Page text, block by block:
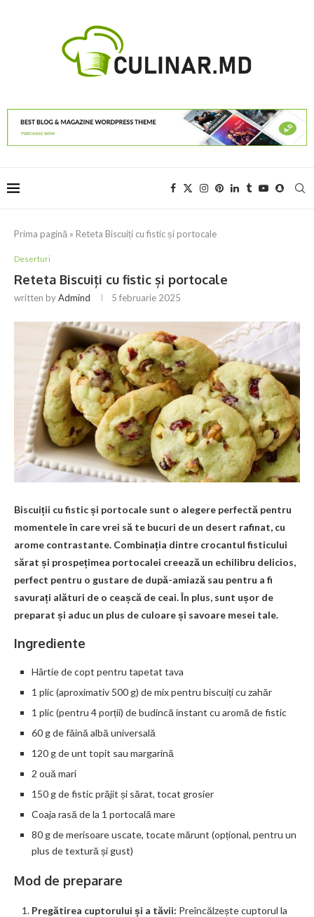
Prima pagină » Reteta Biscuiți cu fistic și portocale
Deserturi
Reteta Biscuiți cu fistic și portocale
written byAdmind 5 februarie 2025
Biscuiții cu fistic și portocale sunt o alegere perfectă pentru
momentele în care vrei să te bucuri de un desert rafinat, cu
arome contrastante. Combinația dintre crocantul fisticului
sărat și prospețimea portocalei creează un echilibru delicios,
perfect pentru o gustare de după-amiază sau pentru a fi
savurați alături de o ceașcă de ceai. În plus, sunt ușor de
preparat și aduc un plus de culoare și savoare mesei tale.
Ingrediente
Hârtie de copt pentru tapetat tava
1 plic (aproximativ 500 g) de mix pentru biscuiți cu zahăr
1 plic (pentru 4 porții) de budincă instant cu aromă de fistic
60 g de făină albă universală
120 g de unt topit sau margarină
2 ouă mari
150 g de fistic prăjit și sărat, tocat grosier
Coaja rasă de la 1 portocală mare
80 g de merisoare uscate, tocate mărunt (opțional, pentru un
plus de textură și gust)
Mod de preparare
Pregătirea cuptorului și a tăvii: Preîncălzește cuptorul la